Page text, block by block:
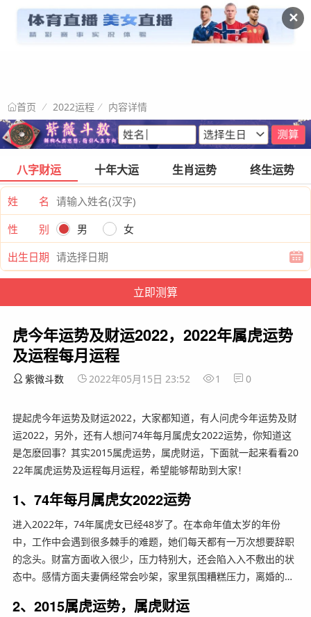
✕
首页 2022运程 内容详情
八字财运 十年大运 生肖运势 终生运势
姓 名
性 别
男
女
出生日期
虎今年运势及财运2022，2022年属虎运势
及运程每月运程
紫微斗数 2022年05月15日 23:52 1 0
提起虎今年运势及财运2022，大家都知道，有人问虎今年运势及财
运2022，另外，还有人想问74年每月属虎女2022运势，你知道这
是怎麽回事？其实2015属虎运势，属虎财运，下面就一起来看看20
22年属虎运势及运程每月运程，希望能够帮助到大家！
1、74年每月属虎女2022运势
进入2022年，74年属虎女已经48岁了。在本命年值太岁的年份
中，工作中会遇到很多棘手的难题，她们每天都有一万次想要辞职
的念头。财富方面收入很少，压力特别大，还会陷入入不敷出的状
态中。感情方面夫妻俩经常会吵架，家里氛围糟糕压力，离婚的…
2、2015属虎运势，属虎财运